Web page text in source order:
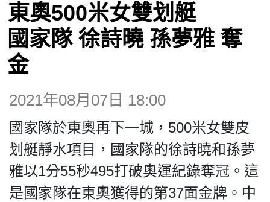
觀點
博客
投票
視頻
昔日
東奧500米女雙划艇
國家隊 徐詩曉 孫夢雅 奪
金
2021年08月07日 18:00
國家隊於東奧再下一城，500米女雙皮
划艇靜水項目，國家隊的徐詩曉和孫夢
雅以1分55秒495打破奧運紀錄奪冠。這
是國家隊在東奧獲得的第37面金牌。中